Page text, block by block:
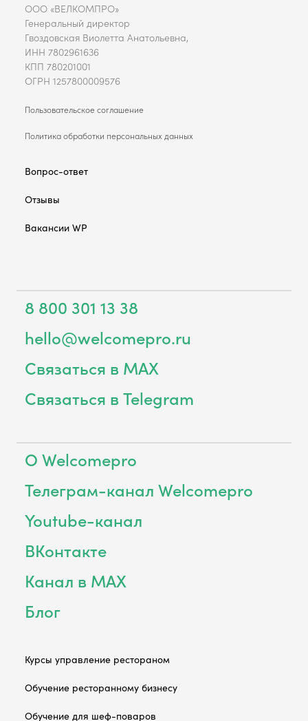
ООО «ВЕЛКОМПРО»
Генеральный директор
Гвоздовская Виолетта Анатольевна,
ИНН 7802961636
КПП 780201001
ОГРН 1257800009576
Пользовательское соглашение
Политика обработки персональных данных
Вопрос-ответ
Отзывы
Вакансии WP
8 800 301 13 38
hello@welcomepro.ru
Связаться в MAX
Связаться в Telegram
О Welcomepro
Телеграм-канал Welcomepro
Youtube-канал
ВКонтакте
Канал в MAX
Блог
Курсы управление рестораном
Обучение ресторанному бизнесу
Обучение для шеф-поваров